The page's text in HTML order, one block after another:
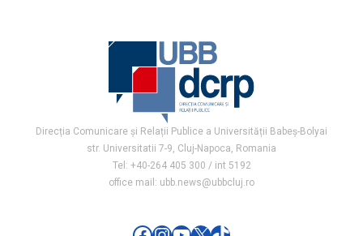
Direcția Comunicare și Relații Publice a Universității Babeș-Bolyai
str. Universitatii 7-9, Cluj-Napoca, Romania
Tel: +40-264 405 300 / int 5192
office mail: ubb.news@ubbcluj.ro